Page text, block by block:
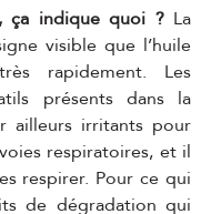
ça indique quoi ? La
visible que l’huile
rapidement. Les
présents dans la
ailleurs irritants pour
respiratoires, et il
respirer. Pour ce qui
de dégradation qui